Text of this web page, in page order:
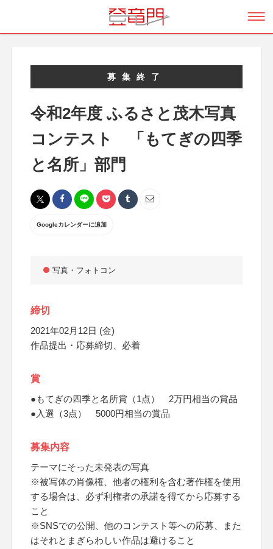
募集終了
令和2年度 ふるさと茂木写真
コンテスト 「もてぎの四季
と名所」部門
Googleカレンダーに追加
写真・フォトコン
締切
2021年02月12日 (金)
作品提出・応募締切、必着
賞
●もてぎの四季と名所賞（1点） 2万円相当の賞品
●入選（3点） 5000円相当の賞品
募集内容
テーマにそった未発表の写真
※被写体の肖像権、他者の権利を含む著作権を使用
する場合は、必ず利権者の承諾を得てから応募する
こと
※SNSでの公開、他のコンテスト等への応募、また
はそれとまぎらわしい作品は避けること